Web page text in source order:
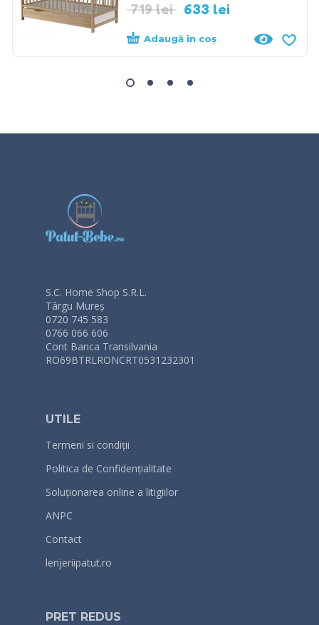
719lei 633 lei
Adaugă în coș
S.C. Home Shop S.R.L.
Târgu Mureș
0720 745 583
0766 066 606
Cont Banca Transilvania
RO69BTRLRONCRT0531232301
UTILE
Termeni si condiții
Politica de Confidențialitate
Soluționarea online a litigiilor
ANPC
Contact
lenjeriipatut.ro
PRET REDUS